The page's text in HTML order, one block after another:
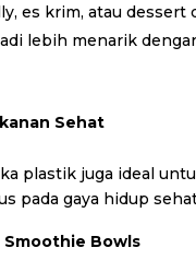
es krim, atau dessert
lebih menarik
Sehat
plastik juga ideal
pada gaya hidup
Smoothie Bowls